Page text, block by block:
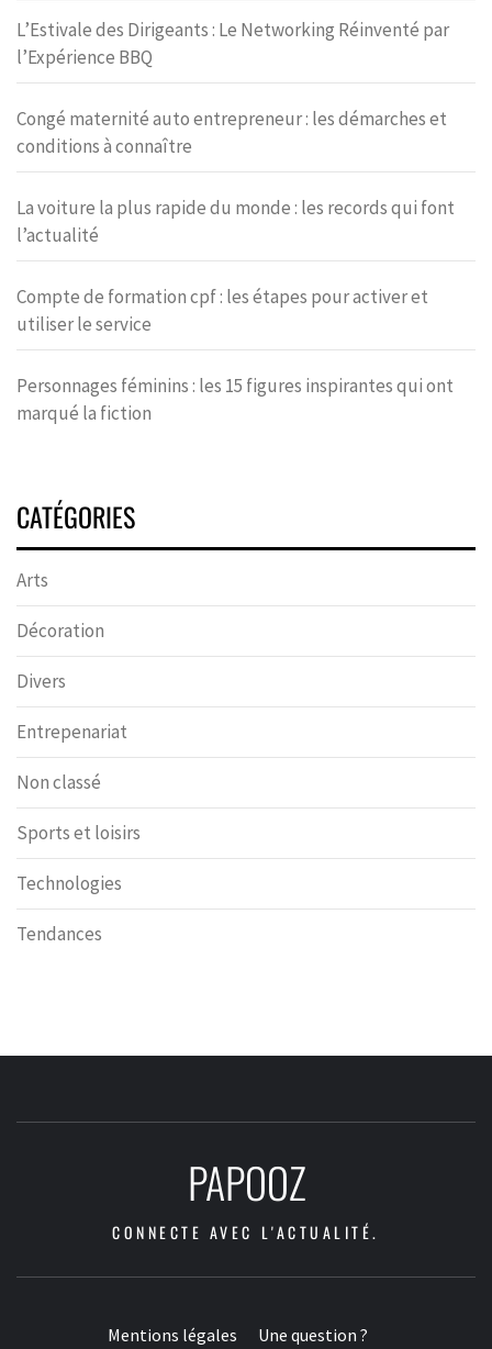
L’Estivale des Dirigeants : Le Networking Réinventé par
l’Expérience BBQ
Congé maternité auto entrepreneur : les démarches et
conditions à connaître
La voiture la plus rapide du monde : les records qui font
l’actualité
Compte de formation cpf : les étapes pour activer et
utiliser le service
Personnages féminins : les 15 figures inspirantes qui ont
marqué la fiction
CATÉGORIES
Arts
Décoration
Divers
Entrepenariat
Non classé
Sports et loisirs
Technologies
Tendances
PAPOOZ
CONNECTE AVEC L'ACTUALITÉ.
Mentions légales Une question ?